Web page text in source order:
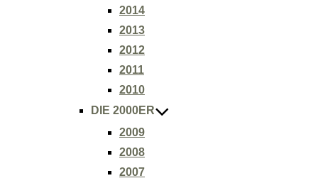
2014
2013
2012
2011
2010
DIE 2000ER
2009
2008
2007